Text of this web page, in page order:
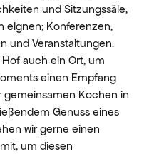
und Sitzungssäle,
eignen; Konferenzen,
und Veranstaltungen.
auch ein Ort, um
einen Empfang
gemeinsamen Kochen in
Genuss eines
wir gerne einen
um diesen